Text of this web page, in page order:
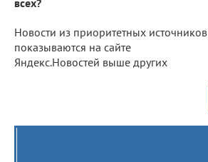
Новости из приоритетных источников
показываются на сайте
Яндекс.Новостей выше других